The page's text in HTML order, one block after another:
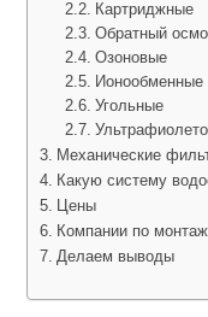
Картриджные
Обратный
Озоновые
Ионообменные
Угольные
Механические
Какую систему
Цены
Компании по
Делаем выводы